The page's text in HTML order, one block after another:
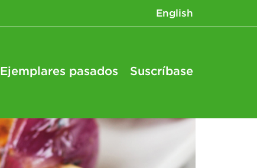
English
Ejemplares pasados Suscríbase